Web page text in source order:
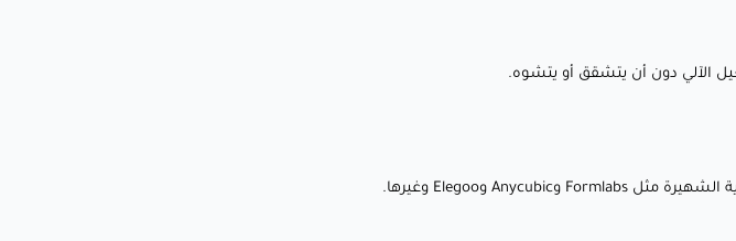
لتحمل تقنيات المعالجة ما
والتشغيل الآلي دون أن يتشقق
الآلي دون أن يتشقق أو يتشوه.